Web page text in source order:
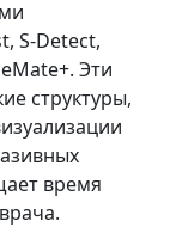
S-Detect,
Эти
структуры,
время